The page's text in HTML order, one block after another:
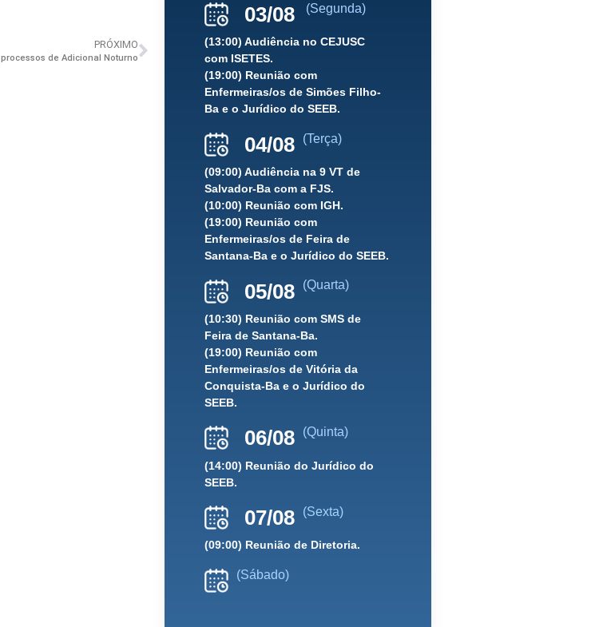
PRÓXIMO
de Adicional Noturno
03/08 (Segunda)
(13:00) Audiência no CEJUSC
com ISETES.
(19:00) Reunião com
Enfermeiras/os de Simões Filho-
Ba e o Jurídico do SEEB.
04/08 (Terça)
(09:00) Audiência na 9 VT de
Salvador-Ba com a FJS.
(10:00) Reunião com IGH.
(19:00) Reunião com
Enfermeiras/os de Feira de
Santana-Ba e o Jurídico do SEEB.
05/08 (Quarta)
(10:30) Reunião com SMS de
Feira de Santana-Ba.
(19:00) Reunião com
Enfermeiras/os de Vitória da
Conquista-Ba e o Jurídico do
SEEB.
06/08 (Quinta)
(14:00) Reunião do Jurídico do
SEEB.
07/08 (Sexta)
(09:00) Reunião de Diretoria.
(Sábado)